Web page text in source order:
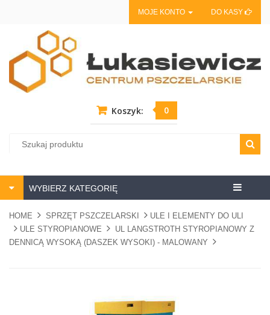
MOJE KONTO DO KASY
Koszyk: 0
Centrum
WYBIERZ KATEGORIĘ
HOME SPRZĘT PSZCZELARSKI
ULE I ELEMENTY DO ULI
ULE STYROPIANOWE
UL LANGSTROTH STYROPIANOWY Z
DENNICĄ WYSOKĄ (DASZEK WYSOKI) - MALOWANY